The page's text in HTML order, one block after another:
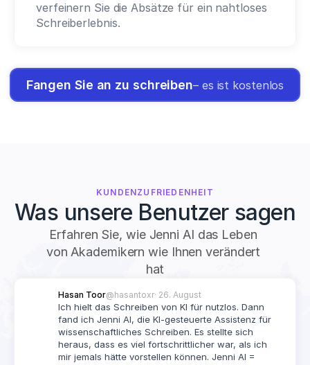
verfeinern Sie die Absätze für ein nahtloses
Schreiberlebnis.
Fangen Sie an zu schreiben– es ist kostenlos
KUNDENZUFRIEDENHEIT
Was unsere Benutzer sagen
Erfahren Sie, wie Jenni AI das Leben
von Akademikern wie Ihnen verändert
hat
Hasan Toor@hasantoxr· 26. August
Ich hielt das Schreiben von KI für nutzlos. Dann
fand ich Jenni AI, die KI-gesteuerte Assistenz für
wissenschaftliches Schreiben. Es stellte sich
heraus, dass es viel fortschrittlicher war, als ich
mir jemals hätte vorstellen können. Jenni AI =